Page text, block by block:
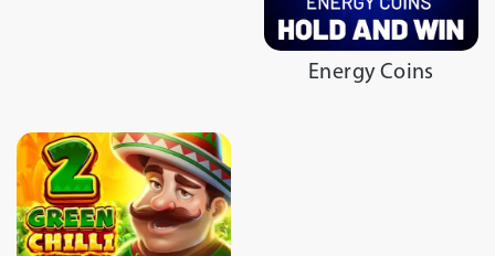
Energy Coins